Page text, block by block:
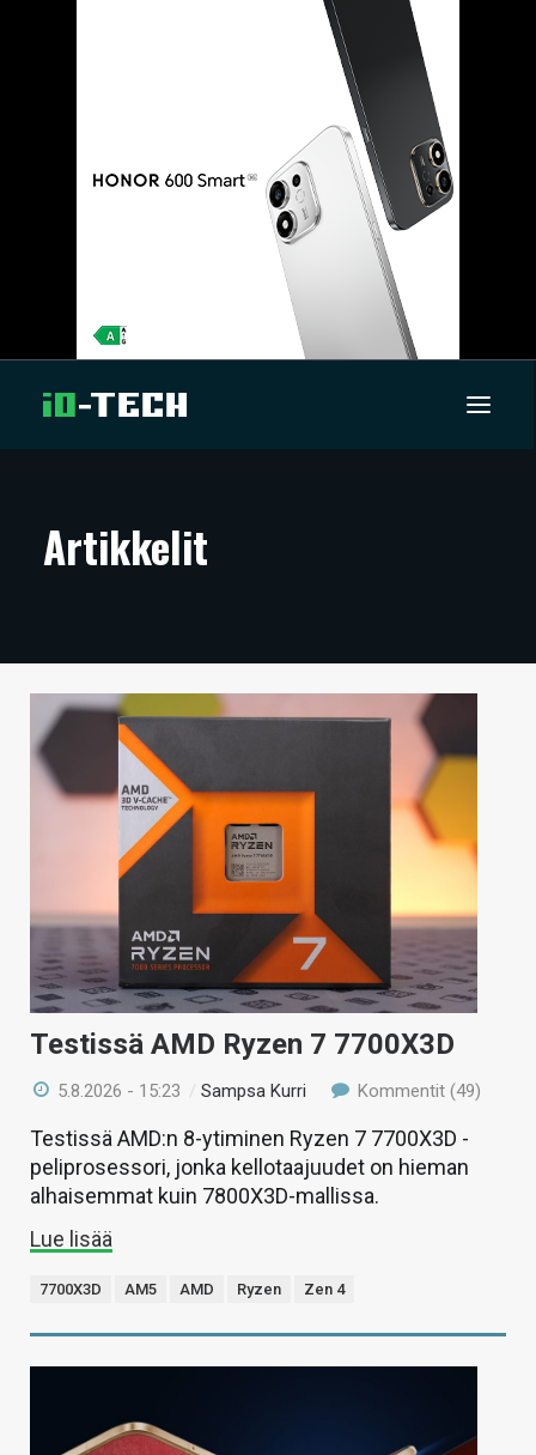
ARTIKKELIT
TECHBBS
TIETOA
HINTA.FI
VAIHDA TEEMA
HAKU
Artikkelit
Testissä AMD Ryzen 7 7700X3D
5.8.2026 - 15:23 /Sampsa Kurri Kommentit (49)
Testissä AMD:n 8-ytiminen Ryzen 7 7700X3D -
peliprosessori, jonka kellotaajuudet on hieman
alhaisemmat kuin 7800X3D-mallissa.
Lue lisää
7700X3D AM5 AMD Ryzen Zen 4